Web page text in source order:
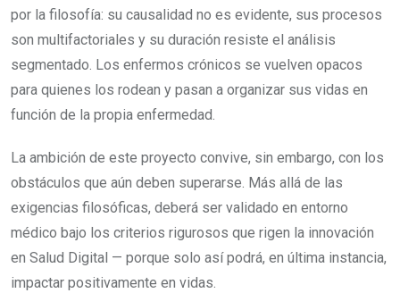
por la filosofía: su causalidad no es evidente, sus procesos
son multifactoriales y su duración resiste el análisis
segmentado. Los enfermos crónicos se vuelven opacos
para quienes los rodean y pasan a organizar sus vidas en
función de la propia enfermedad.
La ambición de este proyecto convive, sin embargo, con los
obstáculos que aún deben superarse. Más allá de las
exigencias filosóficas, deberá ser validado en entorno
médico bajo los criterios rigurosos que rigen la innovación
en Salud Digital — porque solo así podrá, en última instancia,
impactar positivamente en vidas.